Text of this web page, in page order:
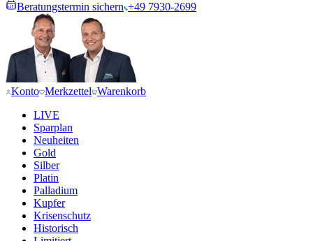
Beratungstermin sichern +49 7930-2699
Konto Merkzettel Warenkorb
LIVE
Sparplan
Neuheiten
Gold
Silber
Platin
Palladium
Kupfer
Krisenschutz
Historisch